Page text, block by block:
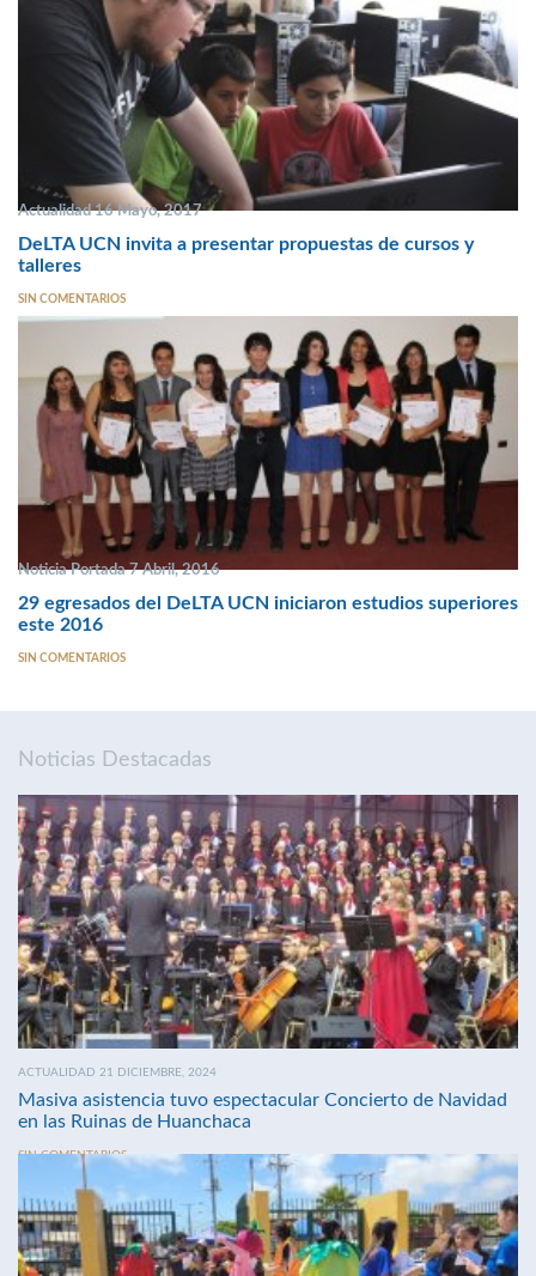
Actualidad 16 Mayo, 2017
DeLTA UCN invita a presentar propuestas de cursos y
talleres
SIN COMENTARIOS
Noticia Portada 7 Abril, 2016
29 egresados del DeLTA UCN iniciaron estudios superiores
este 2016
SIN COMENTARIOS
Noticias Destacadas
ACTUALIDAD 21 DICIEMBRE, 2024
Masiva asistencia tuvo espectacular Concierto de Navidad
en las Ruinas de Huanchaca
SIN COMENTARIOS